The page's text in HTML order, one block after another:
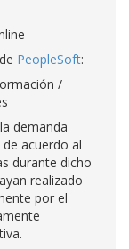
PeopleSoft:
/
demanda
acuerdo al
durante dicho
realizado
por el